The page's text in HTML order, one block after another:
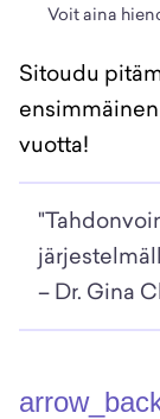
Voit aina
Sitoudu
vuotta!
– Dr. Gina